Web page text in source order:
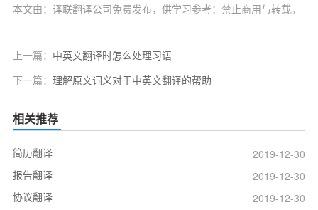
本文由：译联翻译公司免费发布，供学习参考：禁止商用与转载。
上一篇： 中英文翻译时怎么处理习语
下一篇： 理解原文词义对于中英文翻译的帮助
相关推荐
简历翻译
2019-12-30
报告翻译
2019-12-30
协议翻译
2019-12-30